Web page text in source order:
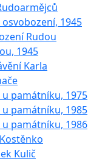
osvobození, 1945
Rudou
1945
Karla
u památníku, 1975
u památníku, 1985
u památníku, 1986
Kulič